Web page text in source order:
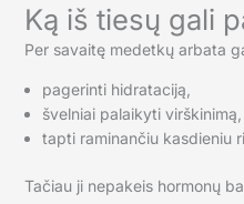
Ką iš tiesų gali
Per savaitę medetkų arbata
pagerinti hidrataciją,
švelniai palaikyti virškinimą,
tapti raminančiu kasdieniu
Tačiau ji nepakeis hormonų